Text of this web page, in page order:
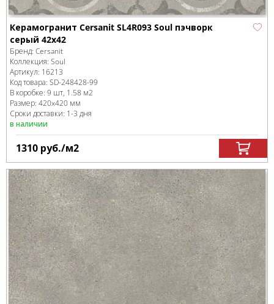
Керамогранит Cersanit SL4R093 Soul пэчворк
серый 42x42
Бренд: Cersanit
Коллекция: Soul
Артикул: 16213
Код товара: SD-248428-99
В коробке: 9 шт, 1.58 м2
Размер: 420x420 мм
Сроки доставки: 1-3 дня
в наличии
1310 руб./м2